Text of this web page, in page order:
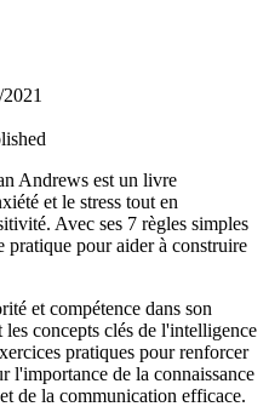
Andrews est un livre
et le stress tout en
Avec ses 7 règles simples
pour aider à construire
et compétence dans son
concepts clés de l'intelligence
pratiques pour renforcer
l'importance de la connaissance
de la communication efficace.